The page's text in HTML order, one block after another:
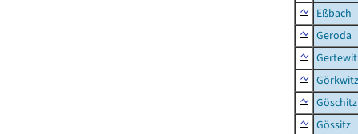
Eßbach
Geroda
Görkwitz
Göschitz
Gössitz